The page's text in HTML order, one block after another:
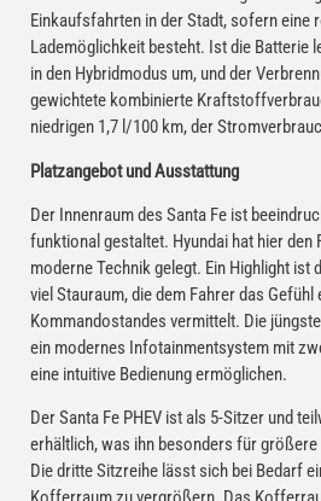
Einkaufsfahrten in der Stadt, sofern eine
Lademöglichkeit besteht. Ist die Batterie
in den Hybridmodus um, und der
gewichtete kombinierte
niedrigen 1,7 l/100 km, der
Platzangebot und Ausstattung
Der Innenraum des Santa Fe ist
funktional gestaltet. Hyundai hat hier
moderne Technik gelegt. Ein Highlight ist
viel Stauraum, die dem Fahrer das
Kommandostandes vermittelt. Die
ein modernes Infotainmentsystem mit
eine intuitive Bedienung ermöglichen.
Der Santa Fe PHEV ist als 5-Sitzer und
erhältlich, was ihn besonders für
Die dritte Sitzreihe lässt sich bei Bedarf